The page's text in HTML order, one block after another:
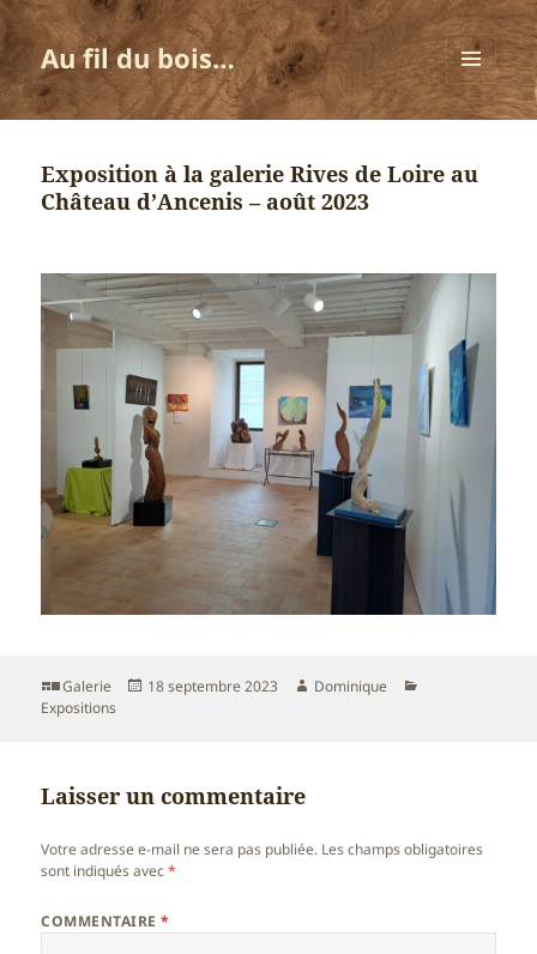
Au fil du bois…
MENU
ET
Exposition à la galerie Rives de Loire au
Château d’Ancenis – août 2023
Format
Galerie
Publié
18 septembre 2023 Auteur
Dominique
Expositions
Laisser un commentaire
Votre adresse e-mail ne sera pas publiée. Les champs obligatoires
sont indiqués avec*
COMMENTAIRE*